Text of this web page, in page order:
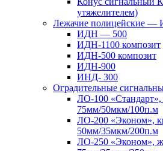
утяжелителем)
Лежачие полицейские —
ИДН — 500
ИДН-1100 композит
ИДН-500 композит
ИДН-900
ИНД- 300
Оградительные
ЛО-100 «Стандарт»,
75мм/50мкм/100п.м
ЛО-200 «Эконом»,
50мм/35мкм/200п.м
ЛО-250 «Эконом»,